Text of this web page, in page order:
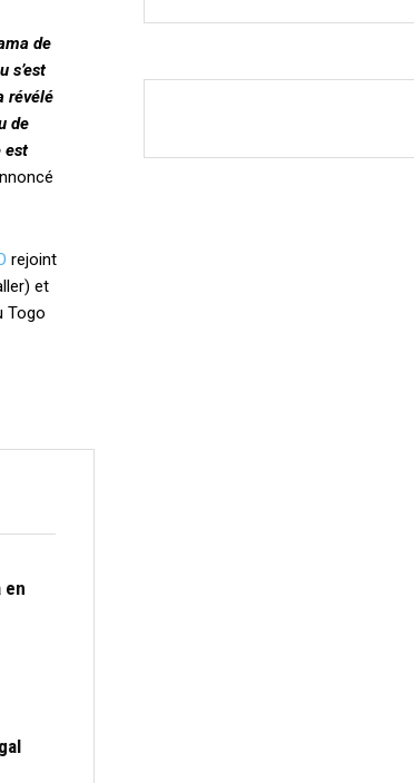
de
s’est
révélé
de
est
rejoint
et
Togo
en